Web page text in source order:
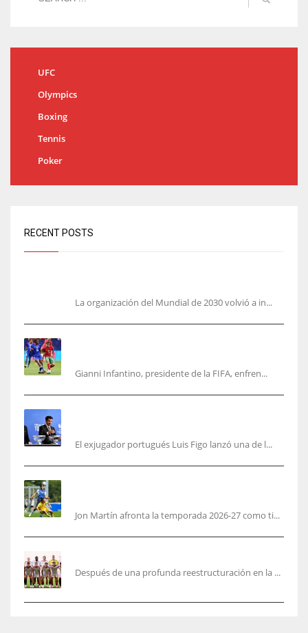
UFC
Olympics
Boxing
Tennis
Poker
RECENT POSTS
La organización del Mundial de 2030 volvió a in...
Gianni Infantino, presidente de la FIFA, enfren...
El exjugador portugués Luis Figo lanzó una de l...
Jon Martín afronta la temporada 2026-27 como ti...
Después de una profunda reestructuración en la ...